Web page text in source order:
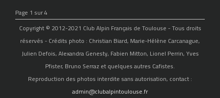
Page 1 sur 4
Copyright © 2012-2021 Club Alpin Français de Toulouse - Tous droits
réservés - Crédits photo : Christian Biard, Marie-Hélène Carcanague,
Julien Defois, Alexandra Genesty, Fabien Mitton, Lionel Perrin, Yves
Pfister, Bruno Serraz et quelques autres Cafistes.
Reproduction des photos interdite sans autorisation, contact :
admin@clubalpintoulouse.fr